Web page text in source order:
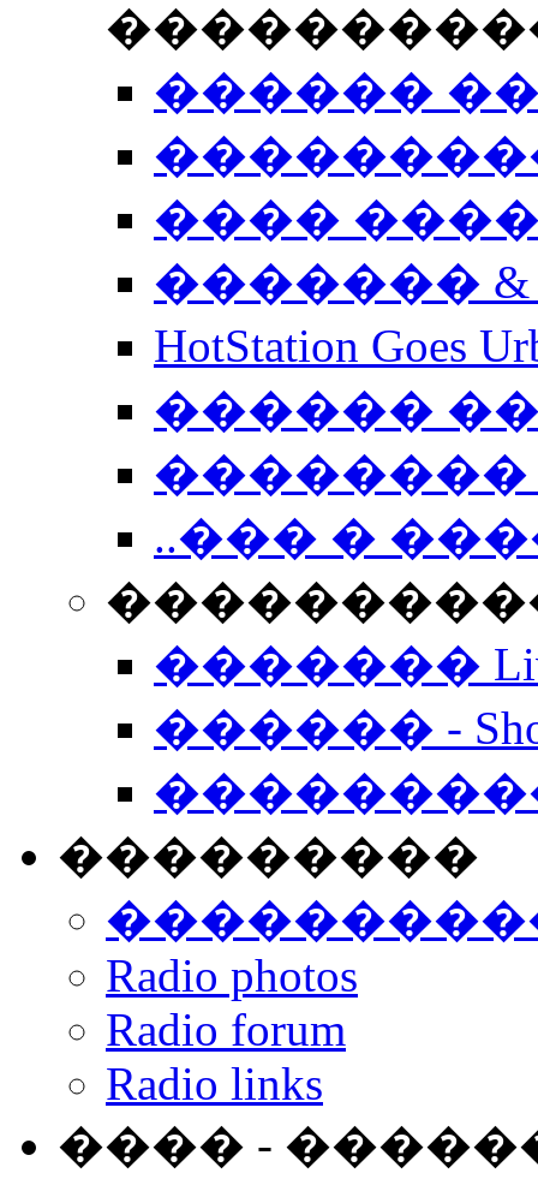
������
����
�������
HotStation
������
��������
..��� �
����������
�������
������ -
���������
Radio photos
Radio forum
Radio links
���� -